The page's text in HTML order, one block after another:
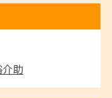
介助